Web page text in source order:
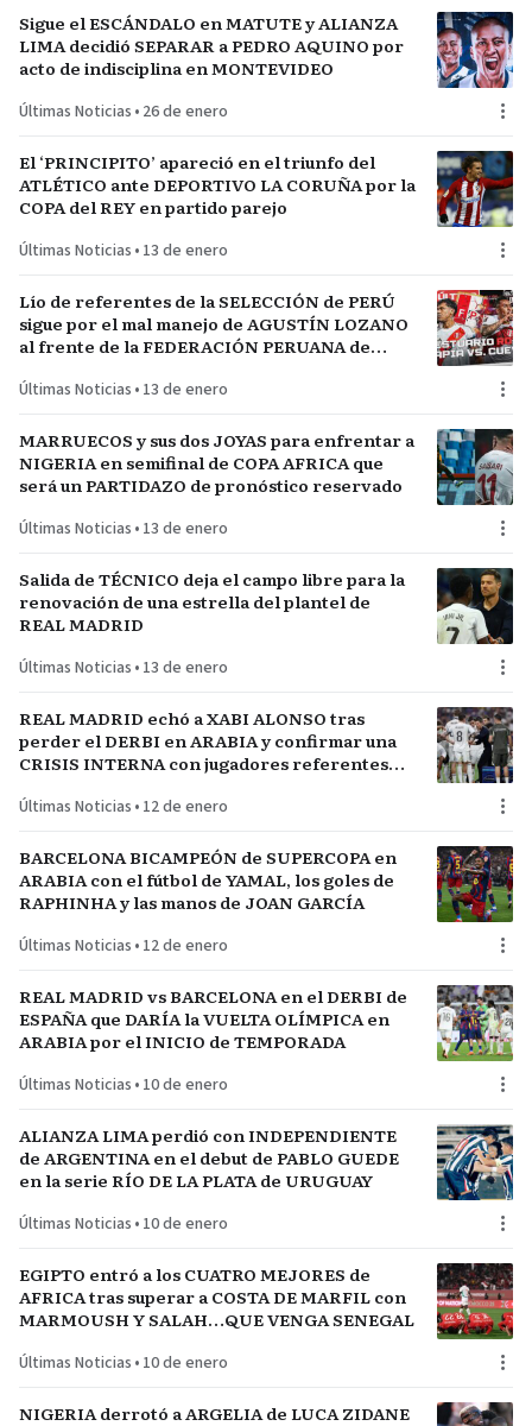
Sigue el ESCÁNDALO en MATUTE y ALIANZA
LIMA decidió SEPARAR a PEDRO AQUINO por
acto de indisciplina en MONTEVIDEO
Últimas Noticias • 26 de enero
El ‘PRINCIPITO’ apareció en el triunfo del
ATLÉTICO ante DEPORTIVO LA CORUÑA por la
COPA del REY en partido parejo
Últimas Noticias • 13 de enero
Lío de referentes de la SELECCIÓN de PERÚ
sigue por el mal manejo de AGUSTÍN LOZANO
al frente de la FEDERACIÓN PERUANA de
Últimas Noticias • 13 de enero
MARRUECOS y sus dos JOYAS para enfrentar a
NIGERIA en semifinal de COPA AFRICA que
será un PARTIDAZO de pronóstico reservado
Últimas Noticias • 13 de enero
Salida de TÉCNICO deja el campo libre para la
renovación de una estrella del plantel de
REAL MADRID
Últimas Noticias • 13 de enero
REAL MADRID echó a XABI ALONSO tras
perder el DERBI en ARABIA y confirmar una
CRISIS INTERNA con jugadores referentes
Últimas Noticias • 12 de enero
BARCELONA BICAMPEÓN de SUPERCOPA en
ARABIA con el fútbol de YAMAL, los goles de
RAPHINHA y las manos de JOAN GARCÍA
Últimas Noticias • 12 de enero
REAL MADRID vs BARCELONA en el DERBI de
ESPAÑA que DARÍA la VUELTA OLÍMPICA en
ARABIA por el INICIO de TEMPORADA
Últimas Noticias • 10 de enero
ALIANZA LIMA perdió con INDEPENDIENTE
de ARGENTINA en el debut de PABLO GUEDE
en la serie RÍO DE LA PLATA de URUGUAY
Últimas Noticias • 10 de enero
EGIPTO entró a los CUATRO MEJORES de
AFRICA tras superar a COSTA DE MARFIL con
MARMOUSH Y SALAH…QUE VENGA SENEGAL
Últimas Noticias • 10 de enero
NIGERIA derrotó a ARGELIA de LUCA ZIDANE